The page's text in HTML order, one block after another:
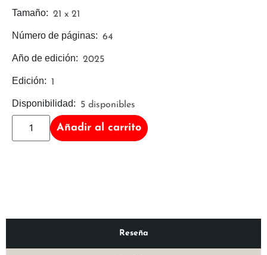
Añadir al carrito
Disponibilidad: 5 disponibles
Edición: 1
Año de edición: 2025
Número de páginas: 64
Tamaño: 21 x 21
Reseña